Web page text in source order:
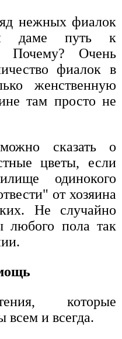
нежных фиалок
даме путь к
Почему? Очень
фиалок в
женственную
там просто не
сказать о
цветы, если
одинокого
от хозяина
Не случайно
любого пола так
которые
всем и всегда.